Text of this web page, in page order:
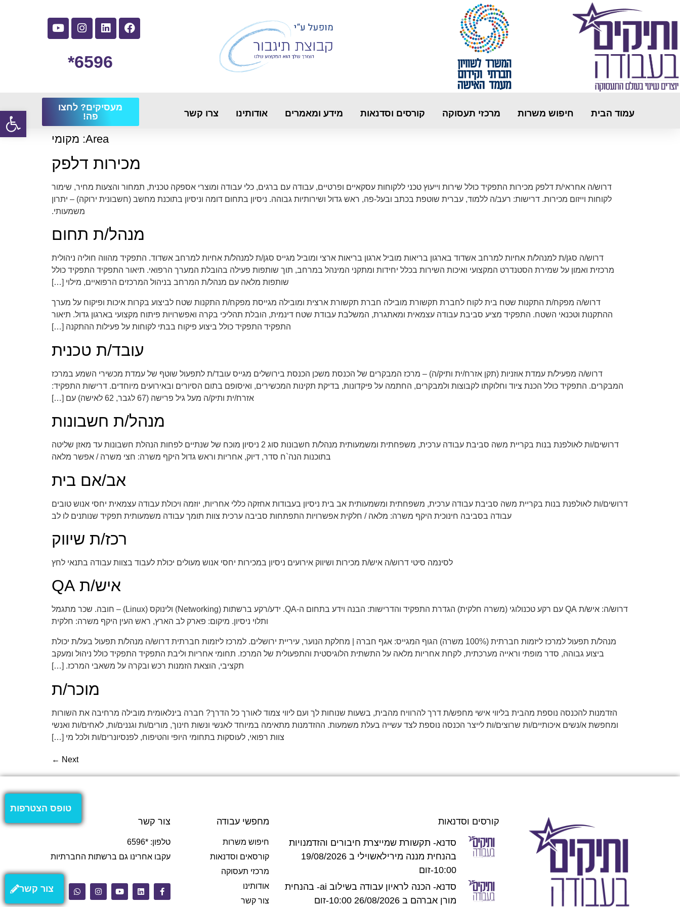
6596*
עמוד הבית חיפוש משרות מרכזי תעסוקה קורסים וסדנאות מידע ומאמרים אודותינו צרו קשר
מעסיקים? לחצו
פה!
Area: מקומי
מכירות דלפק
דרוש/ה אחראי/ת דלפק מכירות התפקיד כולל שירות וייעוץ טכני ללקוחות עסקאיים ופרטיים, עבודה עם ברגים, כלי עבודה ומוצרי אספקה טכנית, תמחור והצעות מחיר, שימור
לקוחות וייזום מכירות. דרישות: רעב/ה ללמוד, עברית שוטפת בכתב ובעל-פה, ראש גדול ושירותיות גבוהה. ניסיון בתחום דומה וניסיון בתוכנת מחשב (חשבונית ירוקה) – יתרון
משמעותי.
מנהל/ת תחום
דרוש/ה סגן/ת למנהל/ת אחיות למרחב אשדוד בארגון בריאות מוביל ארגון בריאות ארצי ומוביל מגייס סגן/ת למנהל/ת אחיות למרחב אשדוד. התפקיד מהווה חוליה ניהולית
מרכזית ואמון על שמירת הסטנדרט המקצועי ואיכות השירות בכלל יחידות ומתקני המינהל במרחב, תוך שותפות פעילה בהובלת המערך הרפואי. תיאור התפקיד התפקיד כולל
שותפות מלאה עם מנהל/ת המרחב בניהול המרכזים הרפואיים, מילוי […]
דרוש/ה מפקח/ת התקנות שטח בית לקוח לחברת תקשורת מובילה חברת תקשורת ארצית ומובילה מגייסת מפקח/ת התקנות שטח לביצוע בקרות איכות ופיקוח על מערך
ההתקנות וטכנאי השטח. התפקיד מציע סביבת עבודה עצמאית ומאתגרת, המשלבת עבודת שטח דינמית, הובלת תהליכי בקרה ואפשרויות פיתוח מקצועי בארגון גדול. תיאור
התפקיד התפקיד כולל ביצוע פיקוח בבתי לקוחות על פעילות ההתקנה […]
עובד/ת טכנית
דרוש/ה מפעיל/ת עמדת אוזניות (תקן אזרח/ית ותיק/ה) – מרכז המבקרים של הכנסת משכן הכנסת בירושלים מגייס עובד/ת לתפעול שוטף של עמדת מכשירי השמע במרכז
המבקרים. התפקיד כולל הכנת ציוד וחלוקתו לקבוצות ולמבקרים, החתמה על פיקדונות, בדיקת תקינות המכשירים, ואיסופם בתום הסיורים ובאירועים מיוחדים. דרישות התפקיד:
אזרח/ית ותיק/ה מעל גיל פרישה (67 לגבר, 62 לאישה) עם […]
מנהל/ת חשבונות
דרושים/ות לאולפנת בנות בקריית משה סביבת עבודה ערכית, משפחתית ומשמעותית מנהל/ת חשבונות סוג 2 ניסיון מוכח של שנתיים לפחות הנהלת חשבונות עד מאזן שליטה
בתוכנות הנה`ח סדר, דיוק, אחריות וראש גדול היקף משרה: חצי משרה / אפשר מלאה
אב/אם בית
דרושים/ות לאולפנת בנות בקריית משה סביבת עבודה ערכית, משפחתית ומשמעותית אב בית ניסיון בעבודות אחזקה כללי אחריות, יוזמה ויכולת עבודה עצמאית יחסי אנוש טובים
עבודה בסביבה חינוכית היקף משרה: מלאה / חלקית אפשרויות התפתחות סביבה ערכית צוות תומך עבודה משמעותית תפקיד שנותנים לו לב
רכז/ת שיווק
לסינמה סיטי דרוש/ה איש/ת מכירות ושיווק אירועים ניסיון במכירות יחסי אנוש מעולים יכולת לעבוד בצוות עבודה בתנאי לחץ
איש/ת QA
דרוש/ה: איש/ת QA עם רקע טכנולוגי (משרה חלקית) הגדרת התפקיד והדרישות: הבנה וידע בתחום ה-QA. ידע/רקע ברשתות (Networking) ולינוקס (Linux) – חובה. שכר מתגמל
ותלוי ניסיון. מיקום: פארק לב הארץ, ראש העין היקף משרה: חלקית
מנהל/ת תפעול למרכז ליזמות חברתית (100% משרה) הגוף המגייס: אגף חברה | מחלקת הנוער, עיריית ירושלים. למרכז ליזמות חברתית דרוש/ה מנהל/ת תפעול בעל/ת יכולת
ביצוע גבוהה, סדר מופתי וראייה מערכתית, לקחת אחריות מלאה על התשתית הלוגיסטית והתפעולית של המרכז. תחומי אחריות וליבת התפקיד התפקיד כולל ניהול ומעקב
תקציבי, הוצאת הזמנות רכש ובקרה על משאבי המרכז. […]
מוכר/ת
הזדמנות להכנסה נוספת מהבית בליווי אישי מחפש/ת דרך להרוויח מהבית, בשעות שנוחות לך ועם ליווי צמוד לאורך כל הדרך? חברה בינלאומית מובילה מרחיבה את השורות
ומחפשת א/נשים איכותיים/ות שרוצים/ות לייצר הכנסה נוספת לצד עשייה בעלת משמעות. ההזדמנות מתאימה במיוחד לאנשי ונשות חינוך, מורים/ות וגננים/ות, לאחים/ות ואנשי
צוות רפואי, לעוסקות בתחומי היופי והטיפוח, לפנסיונרים/ות ולכל מי […]
Next
←
צור קשר
טופס הצטרפות
קורסים וסדנאות
סדנא- תקשורת שמייצרת חיבורים והזדמנויות
בהנחית מננה מירילאשוילי ב 19/08/2026
10:00-זום
סדנא- הכנה לראיון עבודה בשילוב ai- בהנחית
מורן אברהם ב 26/08/2026 10:00-זום
מחפשי עבודה
חיפוש משרות
קורסאים וסדנאות
מרכזי תעסוקה
אודותינו
צור קשר
צור קשר
טלפון: *6596
עקבו אחרינו גם ברשתות החברתיות